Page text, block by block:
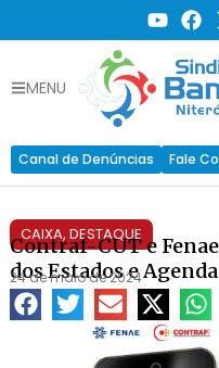
MENU
Canal de Denúncias Fale
CAIXA, DESTAQUE
Contraf-CUT e
dos Estados e
24 de maio de 2024